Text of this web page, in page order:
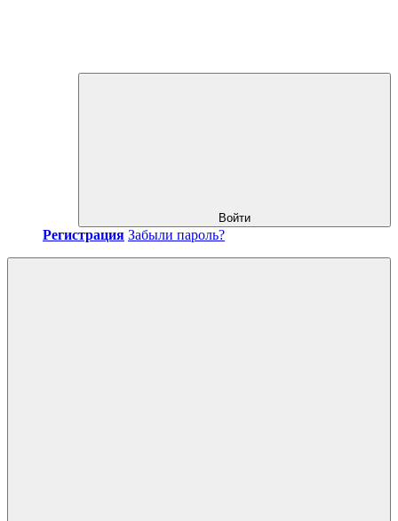
Войти
Регистрация Забыли пароль?